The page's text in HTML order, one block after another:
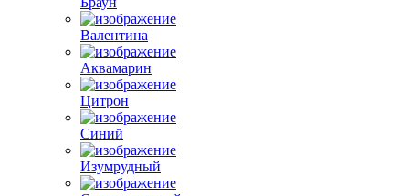
Валентина
Аквамарин
Цитрон
Синий
Изумрудный